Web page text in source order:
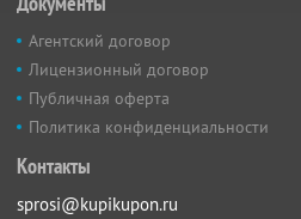
Агентский договор
Лицензионный договор
Публичная оферта
Политика конфиденциальности
Контакты
sprosi@kupikupon.ru